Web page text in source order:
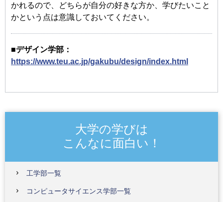
かれるので、どちらが自分の好きな方か、学びたいこと
かという点は意識しておいてください。
■デザイン学部：
https://www.teu.ac.jp/gakubu/design/index.html
大学の学びは
こんなに面白い！
工学部一覧
コンピュータサイエンス学部一覧